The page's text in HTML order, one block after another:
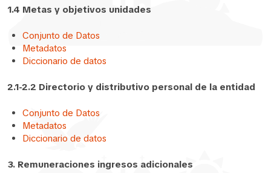
1.4 Metas y objetivos unidades
Conjunto de Datos
Metadatos
Diccionario de datos
2.1-2.2 Directorio y distributivo personal de la entidad
Conjunto de Datos
Metadatos
Diccionario de datos
3. Remuneraciones ingresos adicionales